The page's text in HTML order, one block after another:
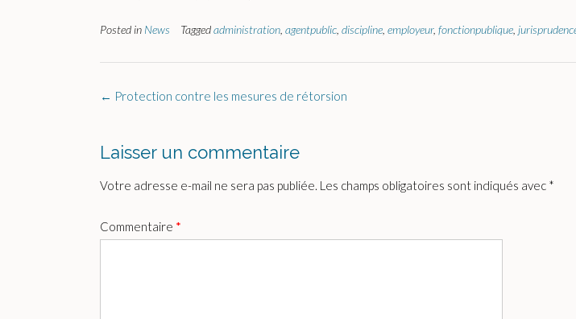
Posted in News Taggedadministration agentpublic discipline employeur, fonctionpublique
Post
← Protection contre les mesures de rétorsion
Laisser un commentaire
Votre adresse e-mail ne sera pas publiée. Les champs obligatoires sont indiqués avec *
Commentaire *